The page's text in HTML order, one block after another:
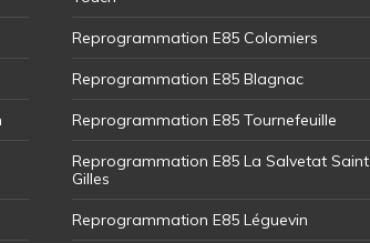
Reprogrammation E85 Colomiers
Reprogrammation E85 Blagnac
Reprogrammation E85 Tournefeuille
Reprogrammation E85 La Salvetat Saint
Gilles
Reprogrammation E85 Léguevin